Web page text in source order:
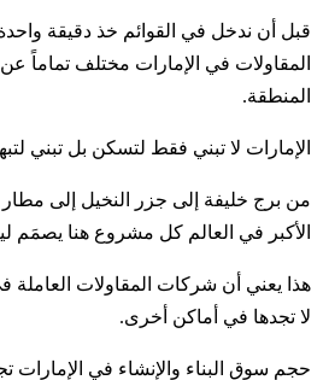
قبل أن ندخل في القوائم خذ دقيقة
المقاولات في الإمارات مختلف تماماً
المنطقة.
الإمارات لا تبني فقط لتسكن بل تبني
من برج خليفة إلى جزر النخيل إلى
الأكبر في العالم كل مشروع هنا يصمَم
هذا يعني أن شركات المقاولات العاملة
لا تجدها في أماكن أخرى.
حجم سوق البناء والإنشاء في الإمارات